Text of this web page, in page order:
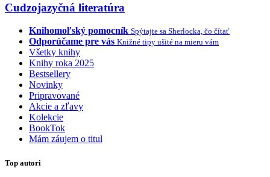
Cudzojazyčná literatúra
Knihomoľský pomocník Spýtajte sa Sherlocka, čo čítať
Odporúčame pre vás Knižné tipy ušité na mieru vám
Všetky knihy
Knihy roka 2025
Bestsellery
Novinky
Pripravované
Akcie a zľavy
Kolekcie
BookTok
Mám záujem o titul
Top autori